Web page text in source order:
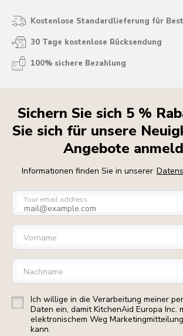
Kostenlose Standardlieferung für
30 Tage kostenlose Rücksendung
100% sichere Bezahlung
Sichern Sie sich 5 %
Sie sich für unsere
Angebote
Informationen finden Sie in unserer
Your email address
Vorname
Nachname
Ich willige in die Verarbeitung meiner
Daten ein, damit KitchenAid Europa Inc.
elektronischem Weg
kann.